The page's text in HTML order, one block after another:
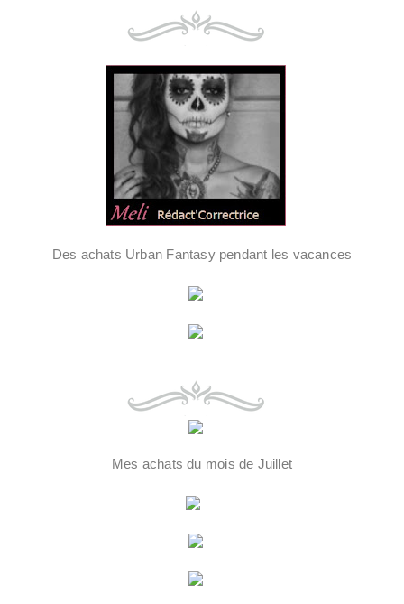
Des achats Urban Fantasy pendant les vacances
Mes achats du mois de Juillet